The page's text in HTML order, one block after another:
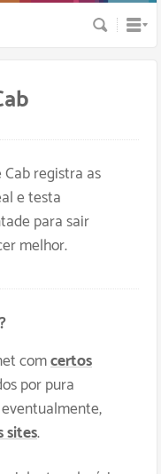
Busca
registra as
e testa
para sair
melhor.
comcertos
por pura
sites.